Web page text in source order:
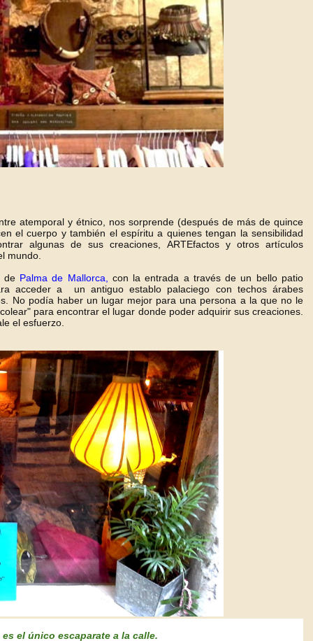
atemporal y étnico, nos sorprende (después de más de quince
el cuerpo y también el espíritu a quienes tengan la sensibilidad
algunas de sus creaciones, ARTEfactos y otros artículos
mundo.
de Palma de Mallorca,
con la entrada a través de un bello patio
acceder a un antiguo establo palaciego con techos árabes
No podía haber un lugar mejor para una persona a la que no le
para encontrar el lugar donde poder adquirir sus creaciones.
el esfuerzo.
el único escaparate a la calle.